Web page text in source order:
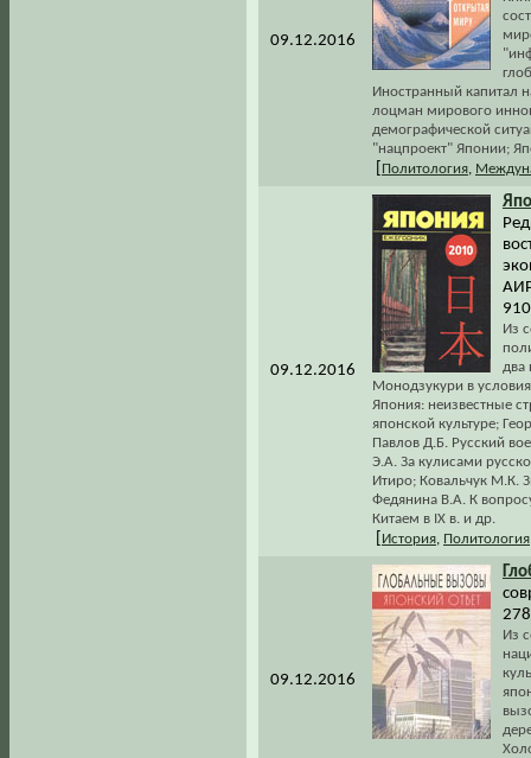
09.12.2016
Иностранный капитал
лоцман мирового
демографической
"нацпроект" Японии;
Политология
09.12.2016
Из
два
Монодзукури в
Япония: неизвестные
японской культуре;
Павлов Д.Б. Русский
Э.А. За кулисами
Итиро; Ковальчук М.К.
Федянина В.А. К
Китаем в IX в. и др.
История Политология
09.12.2016
Из